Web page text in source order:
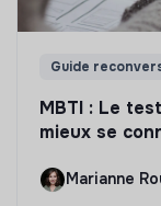
Guide
MBTI : Le
mieux se
Marianne